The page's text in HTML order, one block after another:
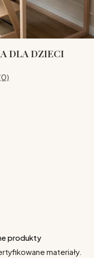
DLA DZIECI
produkty
materiały.